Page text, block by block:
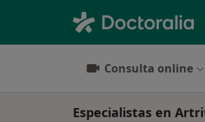
Consulta online
Especialistas en